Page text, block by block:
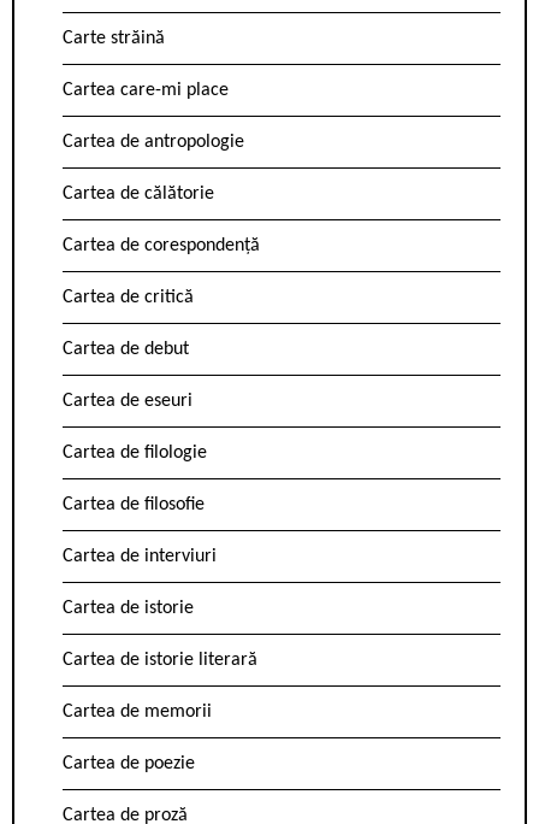
Carte străină
Cartea care-mi place
Cartea de antropologie
Cartea de călătorie
Cartea de corespondență
Cartea de critică
Cartea de debut
Cartea de eseuri
Cartea de filologie
Cartea de filosofie
Cartea de interviuri
Cartea de istorie
Cartea de istorie literară
Cartea de memorii
Cartea de poezie
Cartea de proză